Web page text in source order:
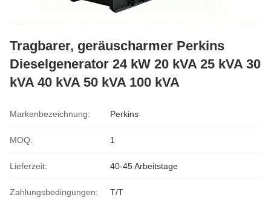
Tragbarer, geräuscharmer Perkins
Dieselgenerator 24 kW 20 kVA 25 kVA 30
kVA 40 kVA 50 kVA 100 kVA
Markenbezeichnung: Perkins
MOQ: 1
Lieferzeit: 40-45 Arbeitstage
Zahlungsbedingungen: T/T